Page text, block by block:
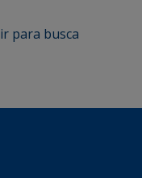
ir para busca